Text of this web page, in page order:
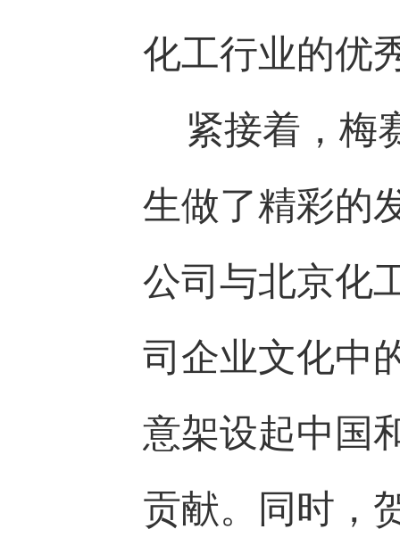
化工行业的优
紧接着，梅
生做了精彩的
公司与北京化
司企业文化中
意架设起中国
贡献。同时，